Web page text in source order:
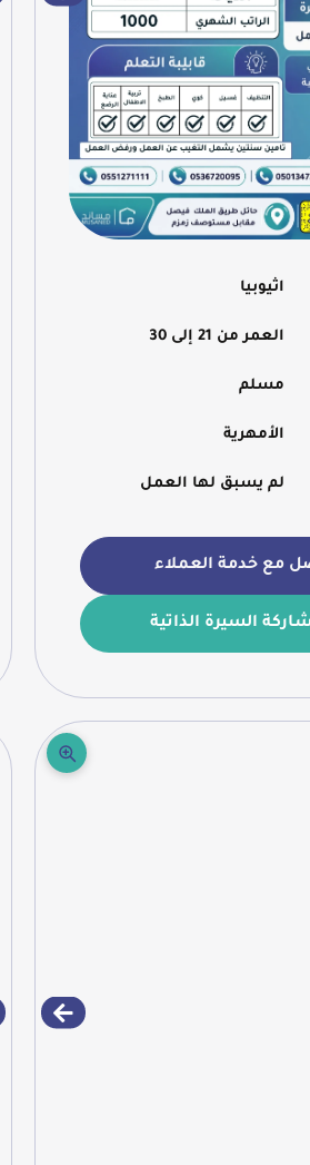
اثيوبيا
العمر من 21 إلى 30
مسلم
الأمهرية
لم يسبق لها العمل
مع خدمة العملاء
السيرة الذاتية